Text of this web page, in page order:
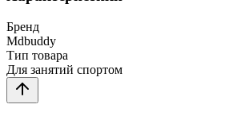
Бренд
Mdbuddy
Тип товара
Для занятий спортом